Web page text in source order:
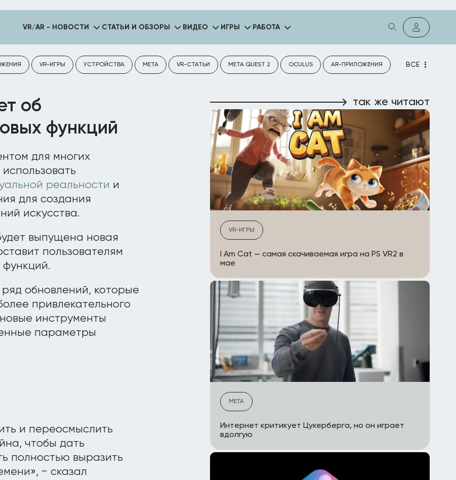
VR/AR - НОВОСТИ СТАТЬИ И ОБЗОРЫ ВИДЕО ИГРЫ РАБОТА
VR-ИГРЫ УСТРОЙСТВА META VR-СТАТЬИ META QUEST 2 OCULUS AR-ПРИЛОЖЕНИЯ ВСЕ
об
функций
для многих
реальности и
для создания
искусства.
выпущена новая
пользователям
обновлений, которые
привлекательного
инструменты
параметры
и переосмыслить
чтобы дать
полностью выразить
− сказал
так же читают
VR-ИГРЫ
I Am Cat — самая скачиваемая игра на PS VR2 в
мае
META
Интернет критикует Цукерберга, но он играет
вдолгую